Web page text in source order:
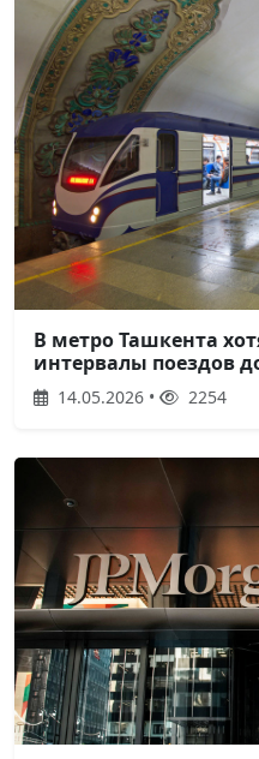
В метро Ташкента
интервалы поездов
14.05.2026 • 2254